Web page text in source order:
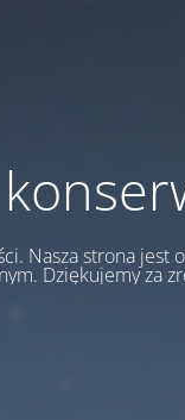
Nasza strona
Dziękujemy za